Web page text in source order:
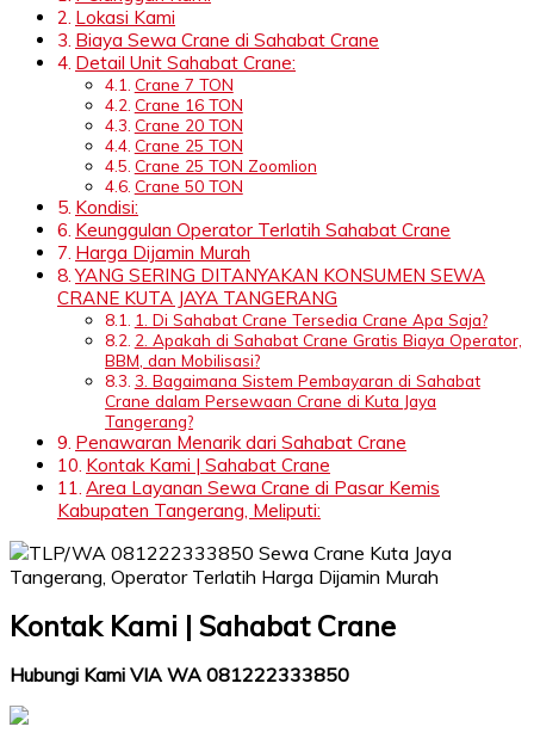
Lokasi Kami
Biaya Sewa Crane di Sahabat Crane
Detail Unit Sahabat Crane:
Crane 7 TON
Crane 16 TON
Crane 20 TON
Crane 25 TON
Crane 25 TON Zoomlion
Crane 50 TON
Kondisi:
Keunggulan Operator Terlatih Sahabat Crane
Harga Dijamin Murah
YANG SERING DITANYAKAN KONSUMEN SEWA
CRANE KUTA JAYA TANGERANG
1. Di Sahabat Crane Tersedia Crane Apa Saja?
2. Apakah di Sahabat Crane Gratis Biaya Operator,
BBM, dan Mobilisasi?
3. Bagaimana Sistem Pembayaran di Sahabat
Crane dalam Persewaan Crane di Kuta Jaya
Tangerang?
Penawaran Menarik dari Sahabat Crane
Kontak Kami | Sahabat Crane
Area Layanan Sewa Crane di Pasar Kemis
Kabupaten Tangerang, Meliputi:
Kontak Kami | Sahabat Crane
Hubungi Kami VIA WA 081222333850